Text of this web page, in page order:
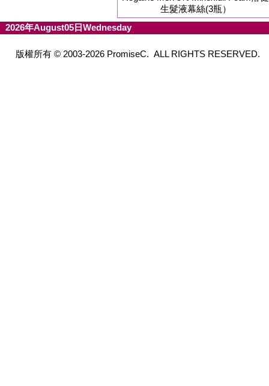
生髮液幕絲(3瓶）
2026年August05日Wednesday
版權所有 © 2003-2026 PromiseC. ALL RIGHTS RESERVED.